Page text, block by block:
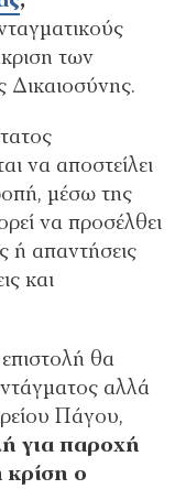
των
Δικαιοσύνης.
να αποστείλει
μέσω της
να προσέλθει
ή απαντήσεις
και
θα
αλλά
Πάγου,
για παροχή
κρίση ο